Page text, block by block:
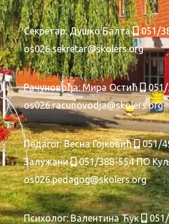
Секретар: Душко Балта
051/
os026.sekretar@skolers.org
Рачуновођа: Мира Остић
051/
os026.racunovodja@skolers.org
Педагог: Весна Гојковић
051/
Залужани
051/388-554 ПО
os026.pedagog@skolers.org
Психолог: Валентина Ћук